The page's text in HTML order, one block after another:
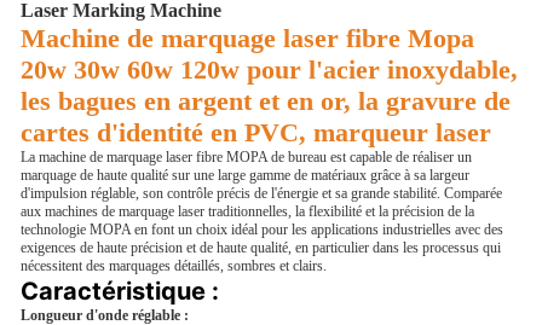
Laser Marking Machine
Machine de marquage laser fibre Mopa
20w 30w 60w 120w pour l'acier inoxydable,
les bagues en argent et en or, la gravure de
cartes d'identité en PVC, marqueur laser
La machine de marquage laser fibre MOPA de bureau est capable de réaliser un
marquage de haute qualité sur une large gamme de matériaux grâce à sa largeur
d'impulsion réglable, son contrôle précis de l'énergie et sa grande stabilité. Comparée
aux machines de marquage laser traditionnelles, la flexibilité et la précision de la
technologie MOPA en font un choix idéal pour les applications industrielles avec des
exigences de haute précision et de haute qualité, en particulier dans les processus qui
nécessitent des marquages détaillés, sombres et clairs.
Caractéristique :
Longueur d'onde réglable :